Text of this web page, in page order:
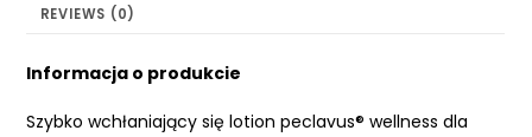
REVIEWS (0)
Informacja o produkcie
Szybko wchłaniający się lotion peclavus® wellness dla